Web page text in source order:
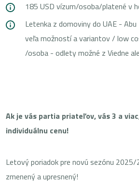
185 USD vízum/osoba/platené v
Letenka z domoviny do UAE -
veľa možností a variantov / low
/osoba - odlety možné z Viedne
Ak je vás partia priateľov, vás 3 a
individuálnu cenu!
Letový poriadok pre novú sezónu
zmenený a upresnený!